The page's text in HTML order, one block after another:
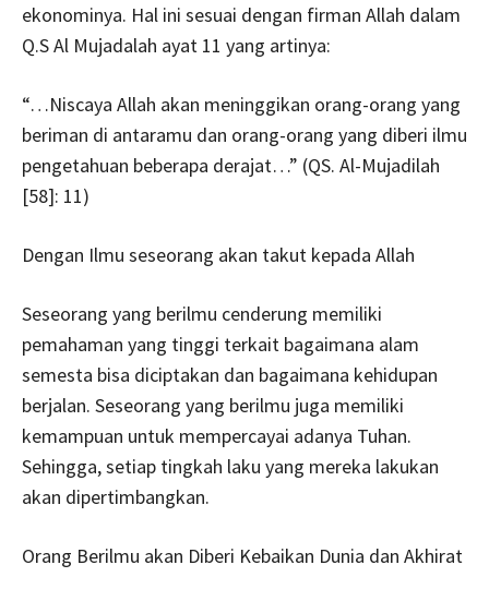
ekonominya. Hal ini sesuai dengan firman Allah dalam
Q.S Al Mujadalah ayat 11 yang artinya:
“…Niscaya Allah akan meninggikan orang-orang yang
beriman di antaramu dan orang-orang yang diberi ilmu
pengetahuan beberapa derajat…” (QS. Al-Mujadilah
[58]: 11)
Dengan Ilmu seseorang akan takut kepada Allah
Seseorang yang berilmu cenderung memiliki
pemahaman yang tinggi terkait bagaimana alam
semesta bisa diciptakan dan bagaimana kehidupan
berjalan. Seseorang yang berilmu juga memiliki
kemampuan untuk mempercayai adanya Tuhan.
Sehingga, setiap tingkah laku yang mereka lakukan
akan dipertimbangkan.
Orang Berilmu akan Diberi Kebaikan Dunia dan Akhirat